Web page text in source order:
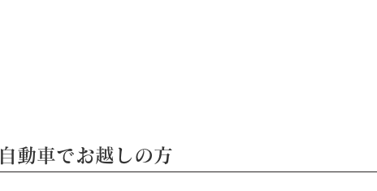
自動車でお越しの方